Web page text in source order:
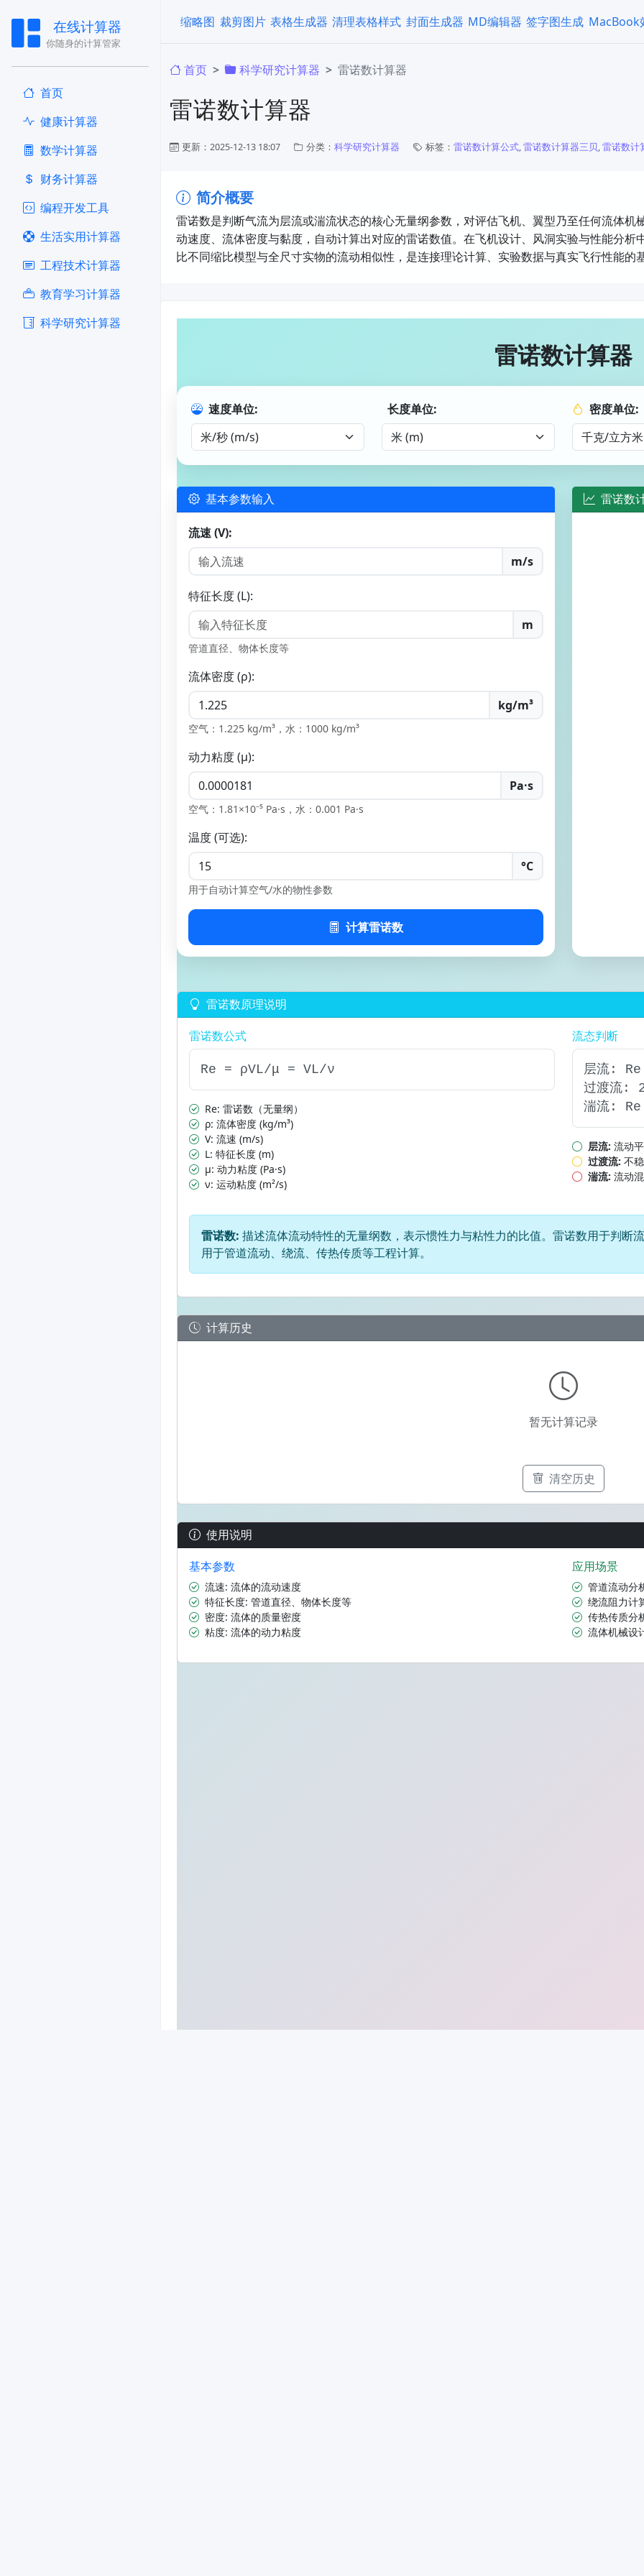
在线计算器
你随身的计算管家
首页
健康计算器
​数学计算器
财务计算器
编程开发工具
生活实用计算器
工程技术计算器
教育学习计算器
科学研究计算器
缩略图 裁剪图片 表格生成器 清理表格样式 封面生成器 MD编辑器 签字图生成 MacBook
首页 科学研究计算器 雷诺数计算器
雷诺数计算器
更新：2025-12-13 18:07 分类： 科学研究计算器 标签： 雷诺数计算公式,雷诺数计算器三贝,雷诺数计
简介概要
雷诺数是判断气流为层流或湍流状态的核心无量纲参数，对评估飞机、翼型乃至任何流体
动速度、流体密度与黏度，自动计算出对应的雷诺数值。在飞机设计、风洞实验与性能分
比不同缩比模型与全尺寸实物的流动相似性，是连接理论计算、实验数据与真实飞行性能的
雷诺数计算器
速度单位: 长度单位: 密度单位:
基本参数输入
流速 (V):
m/s
特征长度 (L):
m
管道直径、物体长度等
流体密度 (ρ):
kg/m³
空气：1.225 kg/m³，水：1000 kg/m³
动力粘度 (μ):
Pa·s
空气：1.81×10⁻⁵ Pa·s，水：0.001 Pa·s
温度 (可选):
°C
用于自动计算空气/水的物性参数
计算雷诺数
雷诺数
雷诺数原理说明
雷诺数公式
Re = ρVL/μ = VL/ν
Re: 雷诺数（无量纲）
ρ: 流体密度 (kg/m³)
V: 流速 (m/s)
L: 特征长度 (m)
μ: 动力粘度 (Pa·s)
ν: 运动粘度 (m²/s)
流态判断
层流:
过渡流:
湍流:
层流: 流动
过渡流: 不
湍流: 流动
雷诺数: 描述流体流动特性的无量纲数，表示惯性力与粘性力的比值。雷诺数用于判断
用于管道流动、绕流、传热传质等工程计算。
计算历史
暂无计算记录
清空历史
使用说明
基本参数
流速: 流体的流动速度
特征长度: 管道直径、物体长度等
密度: 流体的质量密度
粘度: 流体的动力粘度
应用场景
管道流动分
绕流阻力计
传热传质分
流体机械设